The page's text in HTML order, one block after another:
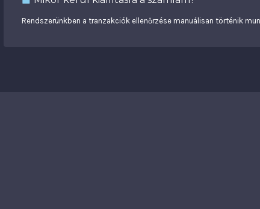
Rendszerünkben a tranzakciók ellenőrzése manuálisan történik